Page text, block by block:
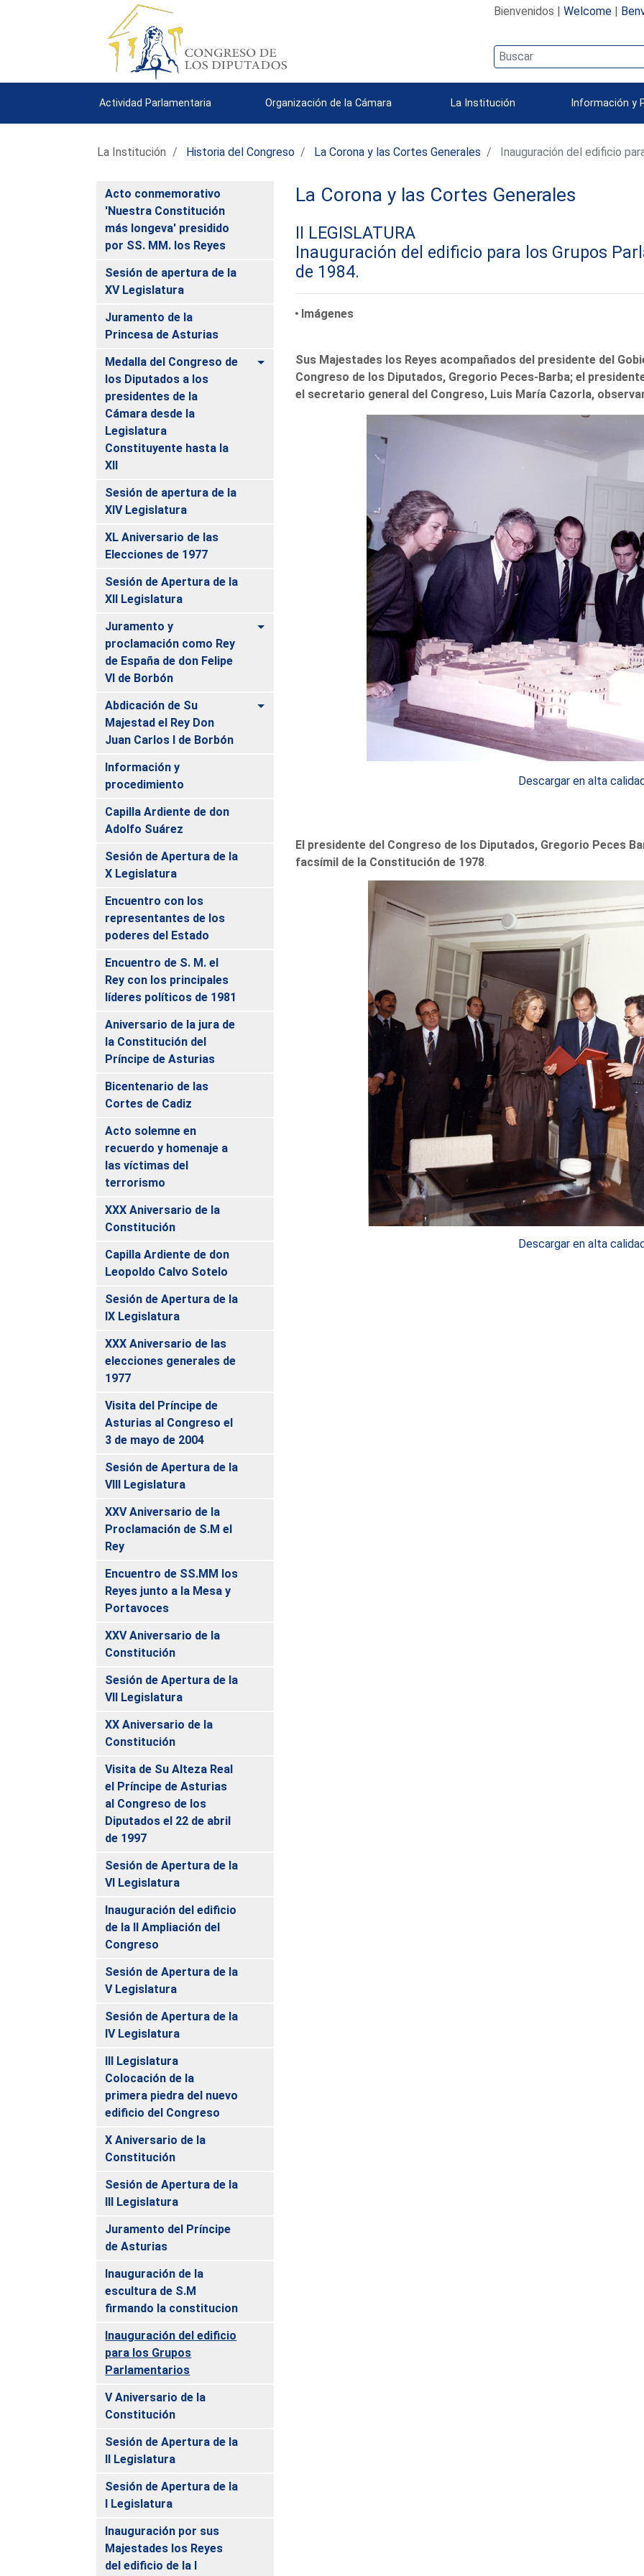
Bienvenidos | Welcome|
Actividad Parlamentaria Organización de la Cámara La Institución Información y
La Institución Historia del Congreso La Corona y las Cortes Generales Inauguración del edificio
Acto conmemorativo
'Nuestra Constitución
más longeva' presidido
por SS. MM. los Reyes
Sesión de apertura de la
XV Legislatura
Juramento de la
Princesa de Asturias
Medalla del Congreso de
los Diputados a los
presidentes de la
Cámara desde la
Legislatura
Constituyente hasta la
XII
Alternar
Sesión de apertura de la
XIV Legislatura
XL Aniversario de las
Elecciones de 1977
Sesión de Apertura de la
XII Legislatura
Juramento y
proclamación como Rey
de España de don Felipe
VI de Borbón
Alternar
Abdicación de Su
Majestad el Rey Don
Juan Carlos I de Borbón
Alternar
Información y
procedimiento
Capilla Ardiente de don
Adolfo Suárez
Sesión de Apertura de la
X Legislatura
Encuentro con los
representantes de los
poderes del Estado
Encuentro de S. M. el
Rey con los principales
líderes políticos de 1981
Aniversario de la jura de
la Constitución del
Príncipe de Asturias
Bicentenario de las
Cortes de Cadiz
Acto solemne en
recuerdo y homenaje a
las víctimas del
terrorismo
XXX Aniversario de la
Constitución
Capilla Ardiente de don
Leopoldo Calvo Sotelo
Sesión de Apertura de la
IX Legislatura
XXX Aniversario de las
elecciones generales de
1977
Visita del Príncipe de
Asturias al Congreso el
3 de mayo de 2004
Sesión de Apertura de la
VIII Legislatura
XXV Aniversario de la
Proclamación de S.M el
Rey
Encuentro de SS.MM los
Reyes junto a la Mesa y
Portavoces
XXV Aniversario de la
Constitución
Sesión de Apertura de la
VII Legislatura
XX Aniversario de la
Constitución
Visita de Su Alteza Real
el Príncipe de Asturias
al Congreso de los
Diputados el 22 de abril
de 1997
Sesión de Apertura de la
VI Legislatura
Inauguración del edificio
de la II Ampliación del
Congreso
Sesión de Apertura de la
V Legislatura
Sesión de Apertura de la
IV Legislatura
III Legislatura
Colocación de la
primera piedra del nuevo
edificio del Congreso
X Aniversario de la
Constitución
Sesión de Apertura de la
III Legislatura
Juramento del Príncipe
de Asturias
Inauguración de la
escultura de S.M
firmando la constitucion
Inauguración del edificio
para los Grupos
Parlamentarios
V Aniversario de la
Constitución
Sesión de Apertura de la
II Legislatura
Sesión de Apertura de la
I Legislatura
Inauguración por sus
Majestades los Reyes
del edificio de la I
La Corona y las Cortes Generales
II LEGISLATURA
Inauguración del edificio para los Grupos
de 1984.
Imágenes
Sus Majestades los Reyes acompañados del presidente del
Congreso de los Diputados, Gregorio Peces-Barba; el
el secretario general del Congreso, Luis María Cazorla,
Descargar en alta
El presidente del Congreso de los Diputados, Gregorio Peces
facsímil de la Constitución de 1978.
Descargar en alta